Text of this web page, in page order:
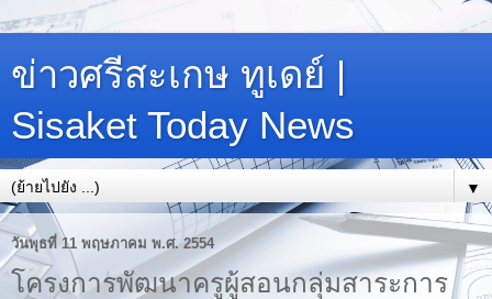
ข่าวศรีสะเกษ ทูเดย์ |
Sisaket Today News
▼
วันพุธที่ 11 พฤษภาคม พ.ศ. 2554
โครงการพัฒนาครูผู้สอนกลุ่มสาระการ